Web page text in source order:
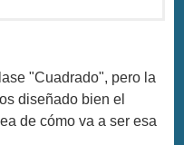
"Cuadrado", pero la
diseñado bien el
de cómo va a ser esa